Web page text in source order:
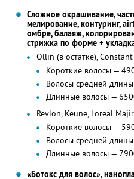
Сложное окрашивание,
мелирование, контуринг,
омбре, балаяж,
стрижка по форме +
Ollin (в остатке),
Короткие волосы —
Волосы средней
Длинные волосы —
Revlon, Keune, Loreal
Короткие волосы —
Волосы средней
Длинные волосы —
«Ботокс для волос»,